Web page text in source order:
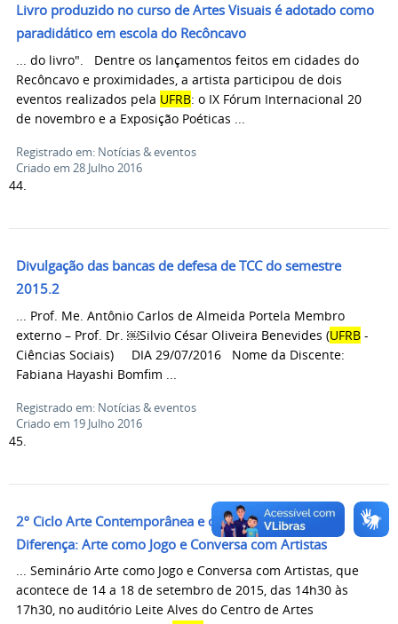
Livro produzido no curso de Artes Visuais é adotado como
paradidático em escola do Recôncavo
... do livro". Dentre os lançamentos feitos em cidades do
Recôncavo e proximidades, a artista participou de dois
eventos realizados pela UFRB: o IX Fórum Internacional 20
de novembro e a Exposição Poéticas ...
Registrado em: Notícias & eventos
Criado em 28 Julho 2016
44.
Divulgação das bancas de defesa de TCC do semestre
2015.2
... Prof. Me. Antônio Carlos de Almeida Portela Membro
externo – Prof. Dr. ￼Silvio César Oliveira Benevides (UFRB -
Ciências Sociais) DIA 29/07/2016 Nome da Discente:
Fabiana Hayashi Bomfim ...
Registrado em: Notícias & eventos
Criado em 19 Julho 2016
45.
2º Ciclo Arte Contemporânea e o Pensamento da
Diferença: Arte como Jogo e Conversa com Artistas
... Seminário Arte como Jogo e Conversa com Artistas, que
acontece de 14 a 18 de setembro de 2015, das 14h30 às
17h30, no auditório Leite Alves do Centro de Artes